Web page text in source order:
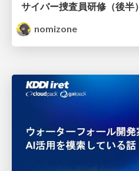
サイバー捜査員研修（後半）
nomizone